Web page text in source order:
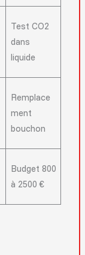
Test CO2
dans
liquide
Remplace
ment
bouchon
Budget 800
à 2500 €